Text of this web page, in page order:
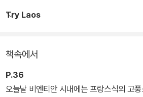
『라오스 셀프트래블』을 집필했다. 아무에
의 톱 시크릿 라오스 여행 비법이 이 책 한
Try Laos
책속에서
P.36
오늘날 비엔티안 시내에는 프랑스식의 고